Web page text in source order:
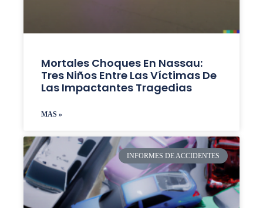
Mortales Choques En Nassau:
Tres Niños Entre Las Víctimas De
Las Impactantes Tragedias
MAS »
INFORMES DE ACCIDENTES